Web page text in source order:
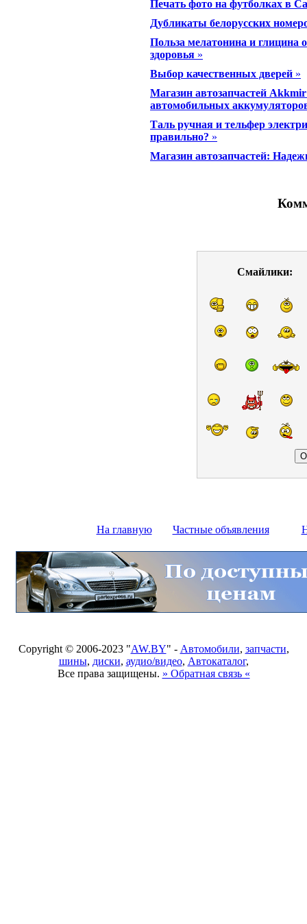
Печать фото на футболках в
Дубликаты белорусских
Польза мелатонина и
здоровья »
Выбор качественных дверей »
Магазин автозапчастей
автомобильных
Таль ручная и тельфер
правильно? »
Магазин автозапчастей:
Смайлики:
На главную Частные объявления
Copyright © 2006-2023 "AW.BY" - Автомобили, запчасти,
шины, диски, аудио/видео, Автокаталог,
Все права защищены. » Обратная связь «